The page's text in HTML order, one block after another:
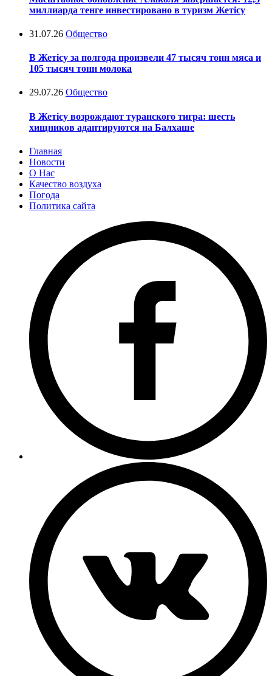
миллиарда тенге инвестировано в туризм Жетісу
31.07.26 Общество
В Жетісу за полгода произвели 47 тысяч тонн мяса и
105 тысяч тонн молока
29.07.26 Общество
В Жетісу возрождают туранского тигра: шесть
хищников адаптируются на Балхаше
Главная
Новости
О Нас
Качество воздуха
Погода
Политика сайта